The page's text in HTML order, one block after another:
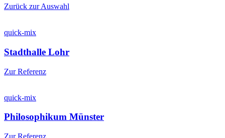
Zurück zur Auswahl
quick-mix
Stadthalle Lohr
Zur Referenz
quick-mix
Philosophikum Münster